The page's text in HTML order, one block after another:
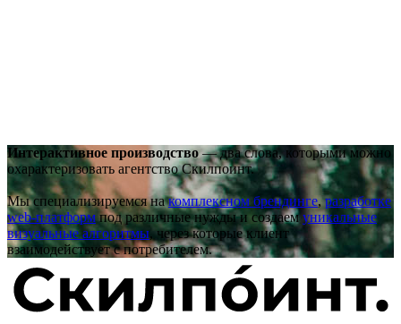
Интерактивное производство— два слова, которыми можно
охарактеризовать агентство Скилпоинт.
Мы специализируемся накомплексном брендинге,разработке
web-платформпод различные нужды и создаемуникальные
визуальные алгоритмы, через которые клиент
взаимодействует с потребителем.